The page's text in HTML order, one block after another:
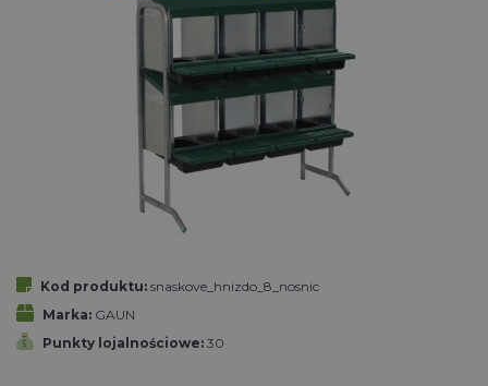
Kod produktu: snaskove_hnizdo_8_nosnic
Marka: GAUN
Punkty lojalnościowe: 30